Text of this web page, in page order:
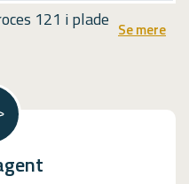
121 i plade Se mere